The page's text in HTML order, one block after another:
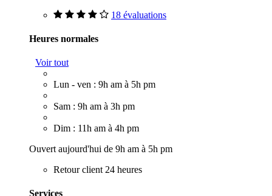
18 évaluations
Heures normales
Voir tout
Lun - ven : 9h am à 5h pm
Sam : 9h am à 3h pm
Dim : 11h am à 4h pm
Ouvert aujourd'hui de 9h am à 5h pm
Retour client 24 heures
Services